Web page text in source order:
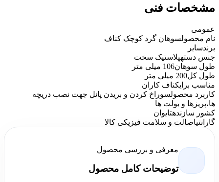
مشخصات فنی
عمومی
نام محصولسوهان گرد کوچک کناف
برندسایر
جنس دستهپلاستیک سخت
طول سوهان106 میلی متر
طول کل200 میلی متر
مناسب برایکناف کاران
کاربرد محصولسوراخ کردن و بریدن پانل جهت نصب دریچه
ها،پریزها و بولت ها
کشور سازندهتایوان
گارانتیاصالت و سلامت فیزیکی کالا
معرفی و بررسی محصول
توضیحات کامل محصول